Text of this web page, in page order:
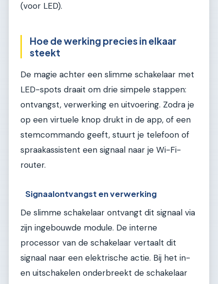
(voor LED).
Hoe de werking precies in elkaar
steekt
De magie achter een slimme schakelaar met
LED-spots draait om drie simpele stappen:
ontvangst, verwerking en uitvoering. Zodra je
op een virtuele knop drukt in de app, of een
stemcommando geeft, stuurt je telefoon of
spraakassistent een signaal naar je Wi-Fi-
router.
Signaalontvangst en verwerking
De slimme schakelaar ontvangt dit signaal via
zijn ingebouwde module. De interne
processor van de schakelaar vertaalt dit
signaal naar een elektrische actie. Bij het in-
en uitschakelen onderbreekt de schakelaar